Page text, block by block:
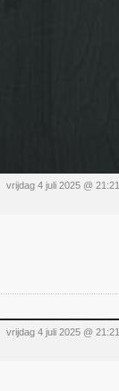
vrijdag 4 juli 2025 @ 21:21
vrijdag 4 juli 2025 @ 21:21